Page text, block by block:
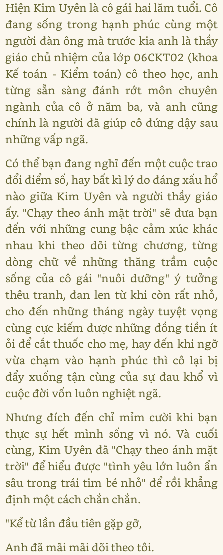
Hiện Kim Uyên là cô gái hai lăm tuổi. Cô
đang sống trong hạnh phúc cùng một
người đàn ông mà trước kia anh là thầy
giáo chủ nhiệm của lớp 06CKT02 (khoa
Kế toán - Kiểm toán) cô theo học, anh
từng sẵn sàng đánh rớt môn chuyên
ngành của cô ở năm ba, và anh cũng
chính là người đã giúp cô đứng dậy sau
những vấp ngã.
Có thể bạn đang nghĩ đến một cuộc trao
đổi điểm số, hay bất kì lý do đáng xấu hổ
nào giữa Kim Uyên và người thầy giáo
ấy. "Chạy theo ánh mặt trời" sẽ đưa bạn
đến với những cung bậc cảm xúc khác
nhau khi theo dõi từng chương, từng
dòng chữ về những thăng trầm cuộc
sống của cô gái "nuôi dưỡng" ý tưởng
thêu tranh, đan len từ khi còn rất nhỏ,
cho đến những tháng ngày tuyệt vọng
cùng cực kiếm được những đồng tiền ít
ỏi để cắt thuốc cho mẹ, hay đến khi ngỡ
vừa chạm vào hạnh phúc thì cô lại bị
đẩy xuống tận cùng của sự đau khổ vì
cuộc đời vốn luôn nghiệt ngã.
Nhưng đích đến chỉ mỉm cười khi bạn
thực sự hết mình sống vì nó. Và cuối
cùng, Kim Uyên đã "Chạy theo ánh mặt
trời" để hiểu được "tình yêu lớn luôn ẩn
sâu trong trái tim bé nhỏ" để rồi khẳng
định một cách chắn chắn.
"Kể từ lần đầu tiên gặp gỡ,
Anh đã mãi mãi dõi theo tôi.